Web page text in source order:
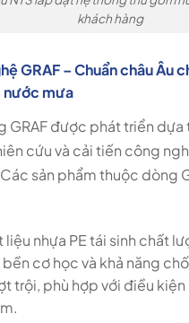
khách hàng
GRAF – Chuẩn châu Âu
nước mưa
GRAF được phát triển dựa
cứu và cải tiến công
sản phẩm thuộc dòng
liệu nhựa PE tái sinh chất
cơ học và khả năng
trội, phù hợp với điều kiện